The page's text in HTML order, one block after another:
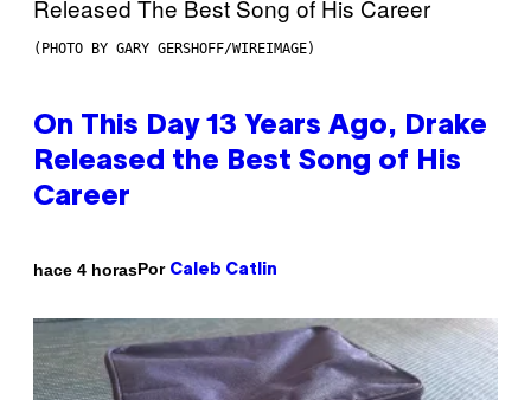
(PHOTO BY GARY GERSHOFF/WIREIMAGE)
On This Day 13 Years Ago, Drake
Released the Best Song of His
Career
hace 4 horasPor Caleb Catlin